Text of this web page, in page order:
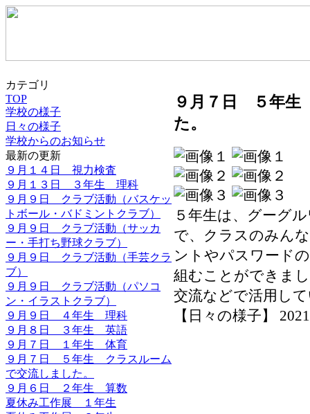
カテゴリ
TOP
学校の様子
日々の様子
学校からのお知らせ
最新の更新
９月１４日 視力検査
９月１３日 ３年生 理科
９月９日 クラブ活動（バスケッ
トボール・バドミントクラブ）
９月９日 クラブ活動（サッカ
ー・手打ち野球クラブ）
９月９日 クラブ活動（手芸クラ
ブ）
９月９日 クラブ活動（パソコ
ン・イラストクラブ）
９月９日 ４年生 理科
９月８日 ３年生 英語
９月７日 １年生 体育
９月７日 ５年生 クラスルーム
で交流しました。
９月６日 ２年生 算数
夏休み工作展 １年生
９月７日 ５年生
た。
５年生は、グーグ
で、クラスのみん
ントやパスワード
組むことができま
交流などで活用し
【日々の様子】